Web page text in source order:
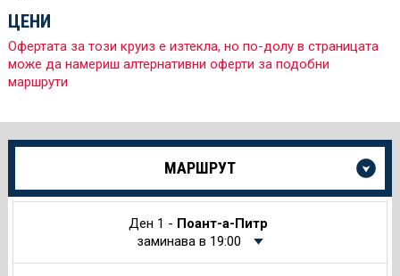
ЦЕНИ
Офертата за този круиз е изтекла, но по-долу в страницата
може да намериш алтернативни оферти за подобни
маршрути
Още
за
МАРШРУТ
Ден 1 - Поант-а-Питр
заминава в 19:00